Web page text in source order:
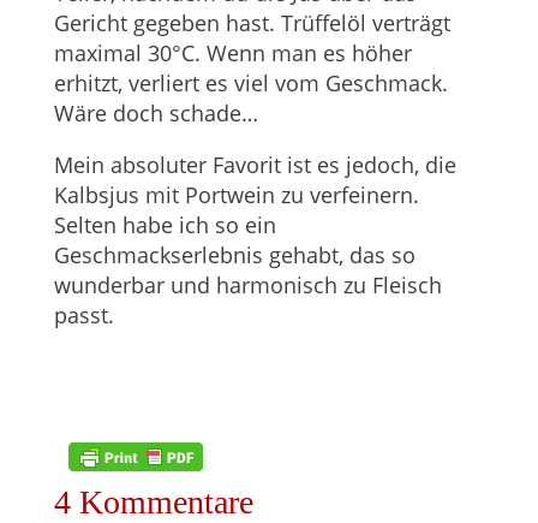
Gericht gegeben hast. Trüffelöl verträgt
maximal 30°C. Wenn man es höher
erhitzt, verliert es viel vom Geschmack.
Wäre doch schade…
Mein absoluter Favorit ist es jedoch, die
Kalbsjus mit Portwein zu verfeinern.
Selten habe ich so ein
Geschmackserlebnis gehabt, das so
wunderbar und harmonisch zu Fleisch
passt.
4 Kommentare